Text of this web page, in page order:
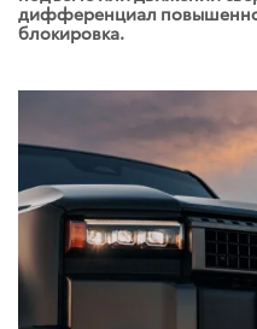
дифференциал
блокировка.